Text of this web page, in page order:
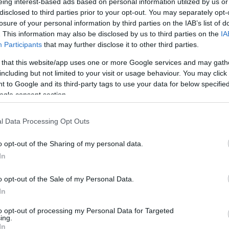
to third parties prior to your opt-out. You may separately
of your personal information by third parties on the IAB’s list of
This information may also be disclosed by us to third parties on the
Participants that may further disclose it to other third parties.
that this website/app uses one or more Google services and may
but not limited to your visit or usage behaviour. You may
to Google and its third-party tags to use your data for below
consent section.
Data Processing Opt Outs
opt-out of the Sharing of my personal data.
opt-out of the Sale of my Personal Data.
opt-out of processing my Personal Data for Targeted
8 között folytatódnak tovább a küzdelmek, a
13-án lesznek az első meccsek, április 3-án a